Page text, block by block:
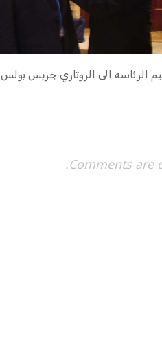
الرئاسه الى الروتاري جريس بولس
Comments are